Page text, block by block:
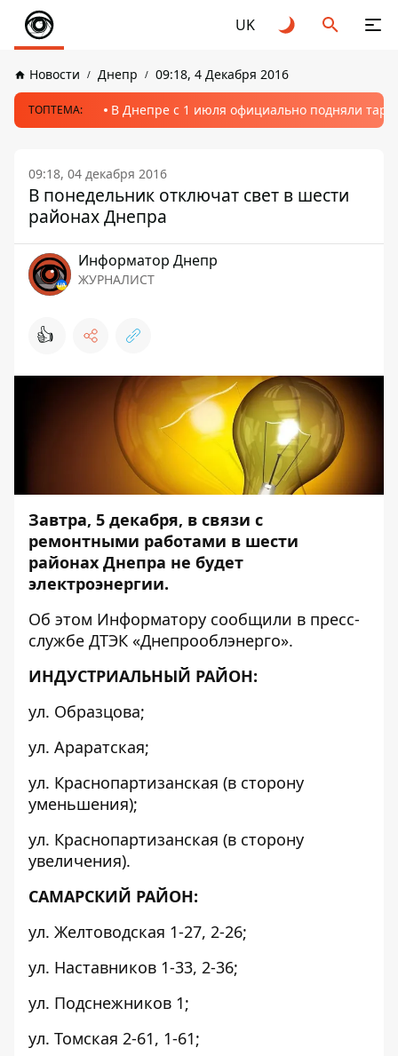
UK
Новости Днепр 09:18, 4 Декабря 2016
ТОПТЕМА: В Днепре с 1 июля официально подняли
09:18, 04 декабря 2016
В понедельник отключат свет в шести
районах Днепра
Информатор Днепр
ЖУРНАЛИСТ
👍
Завтра, 5 декабря, в связи с
ремонтными работами в шести
районах Днепра не будет
электроэнергии.
Об этом Информатору сообщили в пресс-
службе ДТЭК «Днепрооблэнерго».
ИНДУСТРИАЛЬНЫЙ РАЙОН:
ул. Образцова;
ул. Араратская;
ул. Краснопартизанская (в сторону
уменьшения);
ул. Краснопартизанская (в сторону
увеличения).
САМАРСКИЙ РАЙОН:
ул. Желтоводская 1-27, 2-26;
ул. Наставников 1-33, 2-36;
ул. Подснежников 1;
ул. Томская 2-61, 1-61;